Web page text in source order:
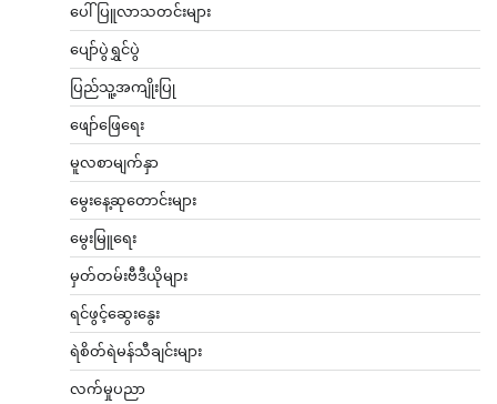
ပေါ်ပြူလာသတင်းများ
ပျော်ပွဲရွှင်ပွဲ
ပြည်သူ့အကျိုးပြု
ဖျော်ဖြေရေး
မူလစာမျက်နှာ
မွေးနေ့ဆုတောင်းများ
မွေးမြူရေး
မှတ်တမ်းဗီဒီယိုများ
ရင်ဖွင့်ဆွေးနွေး
ရဲစိတ်ရဲမန်သီချင်းများ
လက်မှုပညာ